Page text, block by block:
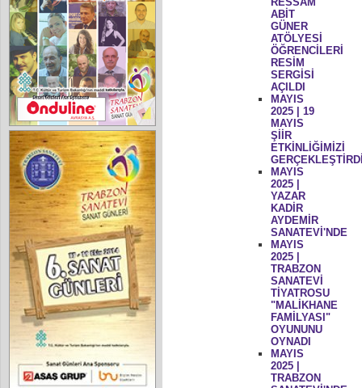
ABİT
GÜNER
ATÖLYESİ
ÖĞRENCİLERİ
RESİM
SERGİSİ
AÇILDI
MAYIS
2025 | 19
MAYIS
ŞİİR
ETKİNLİĞİMİZİ
MAYIS
2025 |
YAZAR
KADİR
AYDEMİR
SANATEVİ'NDE
MAYIS
2025 |
TRABZON
SANATEVİ
TİYATROSU
"MALİKHANE
FAMİLYASI"
OYUNUNU
OYNADI
MAYIS
2025 |
TRABZON